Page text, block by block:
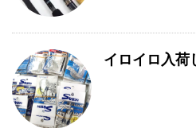
イロイロ入荷